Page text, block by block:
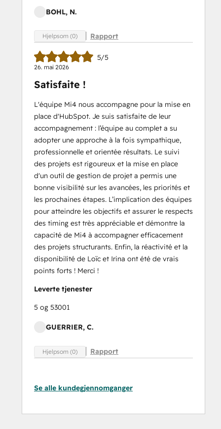
BOHL, N.
Hjelpsom (0) Rapport
5/5
26. mai 2026
Satisfaite !
L'équipe Mi4 nous accompagne pour la mise en
place d'HubSpot. Je suis satisfaite de leur
accompagnement : l’équipe au complet a su
adopter une approche à la fois sympathique,
professionnelle et orientée résultats. Le suivi
des projets est rigoureux et la mise en place
d'un outil de gestion de projet a permis une
bonne visibilité sur les avancées, les priorités et
les prochaines étapes. L’implication des équipes
pour atteindre les objectifs et assurer le respects
des timing est très appréciable et démontre la
capacité de Mi4 à accompagner efficacement
des projets structurants. Enfin, la réactivité et la
disponibilité de Loïc et Irina ont été de vrais
points forts ! Merci !
Leverte tjenester
5 og 53001
GUERRIER, C.
Hjelpsom (0) Rapport
Se alle kundegjennomganger